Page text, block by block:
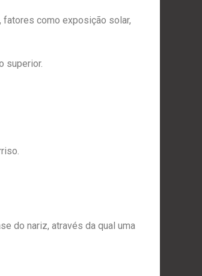
fatores como exposição solar,
superior.
do nariz, através da qual uma